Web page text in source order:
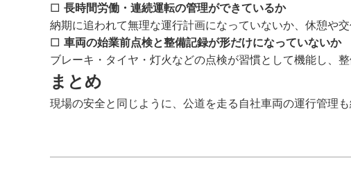
□ 長時間労働・連続運転の管理ができているか
納期に追われて無理な運行計画になっていないか、休憩や
□ 車両の始業前点検と整備記録が形だけになっていないか
ブレーキ・タイヤ・灯火などの点検が習慣として機能し、
まとめ
現場の安全と同じように、公道を走る自社車両の運行管理